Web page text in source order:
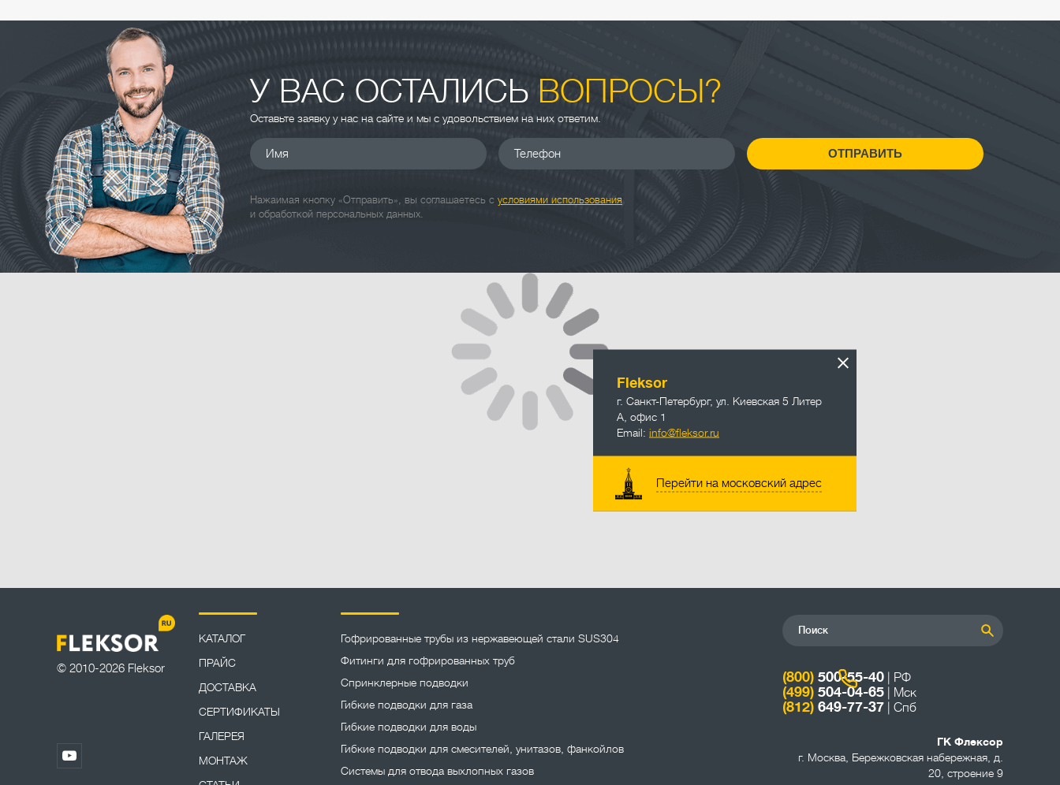
У ВАС ОСТАЛИСЬ ВОПРОСЫ?
Оставьте заявку у нас на сайте и мы с удовольствием на них ответим.
Имя Телефон ОТПРАВИТЬ
Нажаимая кнопку «Отправить», вы соглашаетесь с условиями использования
и обработкой персональных данных.
Fleksor
г. Санкт-Петербург, ул. Киевская 5 Литер
А, офис 1
Email: info@fleksor.ru
Перейти на московский адрес
info@fleksor.ru
© 2010-2026 Fleksor
КАТАЛОГ
ПРАЙС
ДОСТАВКА
СЕРТИФИКАТЫ
ГАЛЕРЕЯ
МОНТАЖ
Гофрированные трубы из нержавеющей стали SUS304
Фитинги для гофрированных труб
Спринклерные подводки
Гибкие подводки для газа
Гибкие подводки для воды
Гибкие подводки для смесителей, унитазов, фанкойлов
Системы для отвода выхлопных газов
(800) 500-55-40 | РФ
(499) 504-04-65 | Мск
(812) 649-77-37 | Спб
ГК Флексор
г. Москва Бережковская набережная, д.
20, строение 9